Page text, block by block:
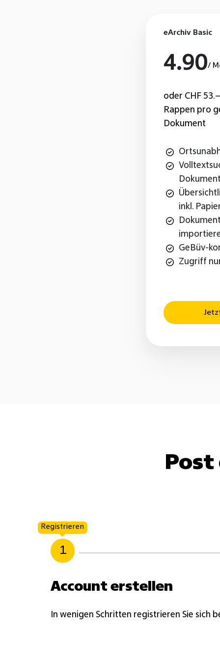
eArchiv Basic
4.90/
oder CHF
Rappen pro
Dokument
inkl.
GeBüv-
Zugriff
Post
Registrieren
1
Account erstellen
In wenigen Schritten registrieren Sie sich